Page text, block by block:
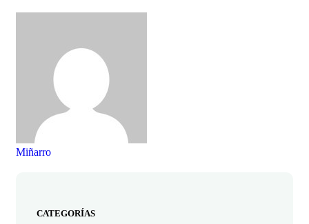
Miñarro
CATEGORÍAS